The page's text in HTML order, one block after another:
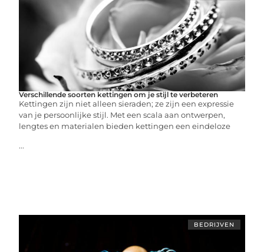
Verschillende soorten kettingen om je stijl te verbeteren
Kettingen zijn niet alleen sieraden; ze zijn een expressie
van je persoonlijke stijl. Met een scala aan ontwerpen,
lengtes en materialen bieden kettingen een eindeloze
...
BEDRIJVEN